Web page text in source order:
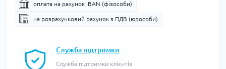
оплата на рахунок IBAN (фізособи)
на розрахунковий рахунок з ПДВ (юрособи)
Служба підтримки
Служба підтримки клієнтів